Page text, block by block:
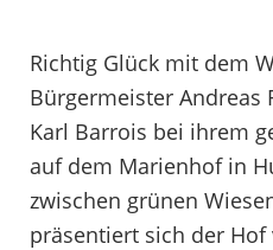
Richtig Glück mit dem
Bürgermeister Andreas
Karl Barrois bei ihrem
auf dem Marienhof in
zwischen grünen
präsentiert sich der